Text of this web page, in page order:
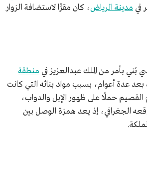
في مدينة الرياض، كان مقرًّا لاستضافة الزوار
بُني بأمر من الملك عبدالعزيز في منطقة
بعد عدة أعوام، بسبب مواد بنائه التي كانت
حملًا على ظهور الإبل والدواب،
الجغرافي، إذ يعد همزة الوصل بين